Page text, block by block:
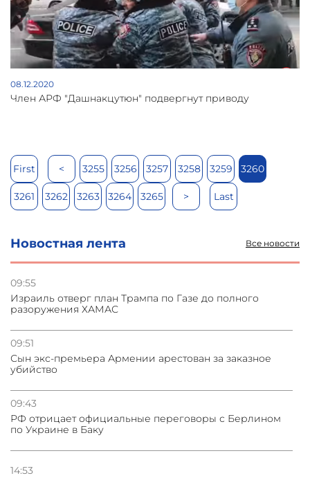
08.12.2020
Член АРФ "Дашнакцутюн" подвергнут приводу
First < 3255 3256 3257 3258 3259 3260
3261 3262 3263 3264 3265 > Last
Новостная лента Все новости
09:55
Израиль отверг план Трампа по Газе до полного
разоружения ХАМАС
09:51
Сын экс-премьера Армении арестован за заказное
убийство
09:43
РФ отрицает официальные переговоры с Берлином
по Украине в Баку
14:53